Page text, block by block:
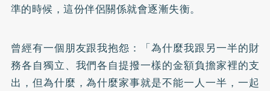
準的時候，這份伴侶關係就會逐漸失衡。
曾經有一個朋友跟我抱怨：「為什麼我跟另一半的財
務各自獨立、我們各自提撥一樣的金額負擔家裡的支
出，但為什麼，為什麼家事就是不能一人一半，一起